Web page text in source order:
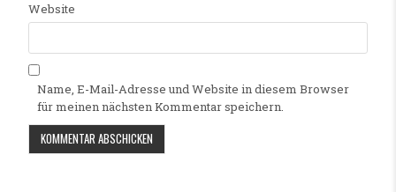
Website
Name, E-Mail-Adresse und Website in diesem Browser
für meinen nächsten Kommentar speichern.